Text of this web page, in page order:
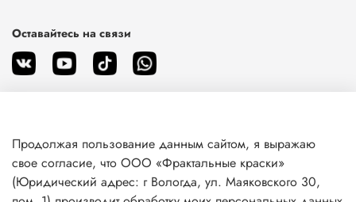
О магазине
Оставайтесь на связи
Продолжая пользование данным сайтом, я выражаю
свое согласие, что ООО «Фрактальные краски»
(Юридический адрес: г Вологда, ул. Маяковского 30,